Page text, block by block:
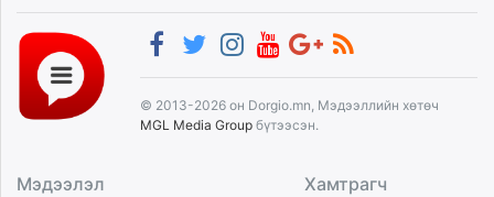
© 2013-2026 он Dorgio.mn, Мэдээллийн хөтөч
MGL Media Group бүтээсэн.
Мэдээлэл Хамтрагч